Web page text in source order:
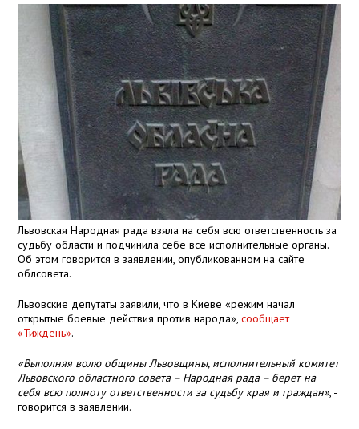
Львовская Народная рада взяла на себя всю ответственность за
судьбу области и подчинила себе все исполнительные органы.
Об этом говорится в заявлении, опубликованном на сайте
облсовета.
Львовские депутаты заявили, что в Киеве «режим начал
открытые боевые действия против народа»,сообщает
«Тиждень».
«Выполняя волю общины Львовщины, исполнительный комитет
Львовского областного совета – Народная рада – берет на
себя всю полноту ответственности за судьбу края и граждан», -
говорится в заявлении.